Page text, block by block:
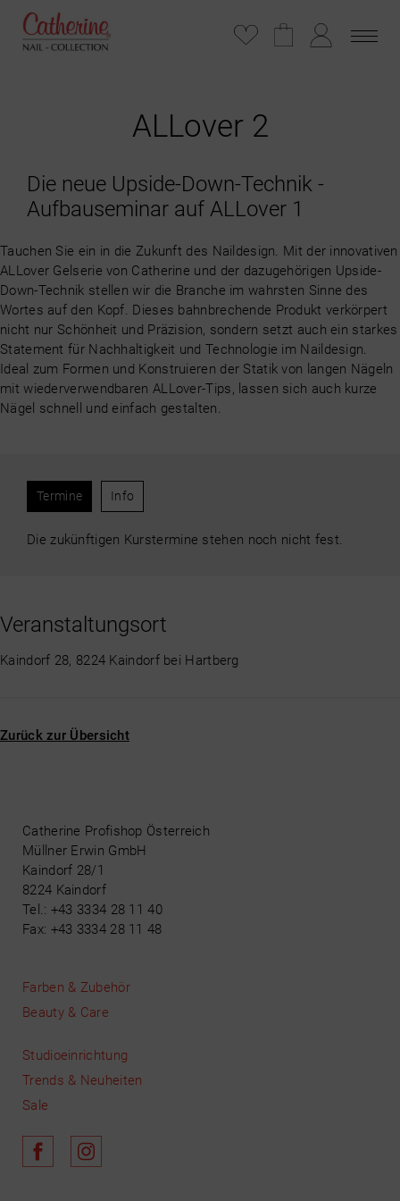
ALLover 2
Die neue Upside-Down-Technik -
Aufbauseminar auf ALLover 1
Tauchen Sie ein in die Zukunft des Naildesign. Mit der innovativen
ALLover Gelserie von Catherine und der dazugehörigen Upside-
Down-Technik stellen wir die Branche im wahrsten Sinne des
Wortes auf den Kopf. Dieses bahnbrechende Produkt verkörpert
nicht nur Schönheit und Präzision, sondern setzt auch ein starkes
Statement für Nachhaltigkeit und Technologie im Naildesign.
Ideal zum Formen und Konstruieren der Statik von langen Nägeln
mit wiederverwendbaren ALLover-Tips, lassen sich auch kurze
Nägel schnell und einfach gestalten.
Termine Info
Die zukünftigen Kurstermine stehen noch nicht fest.
Veranstaltungsort
Kaindorf 28, 8224 Kaindorf bei Hartberg
Zurück zur Übersicht
Catherine Profishop Österreich
Müllner Erwin GmbH
Kaindorf 28/1
8224 Kaindorf
Tel.: +43 3334 28 11 40
Fax: +43 3334 28 11 48
Farben & Zubehör
Beauty & Care
Studioeinrichtung
Trends & Neuheiten
Sale